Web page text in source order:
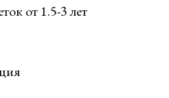
от 1.5-3 лет